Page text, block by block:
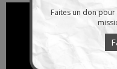
Faites un don